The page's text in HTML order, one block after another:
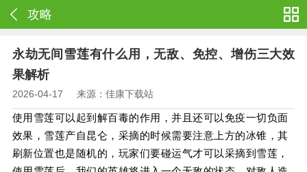
攻略
永劫无间雪莲有什么用，无敌、免控、增伤三大效
果解析
2026-04-17 来源：佳康下载站
使用雪莲可以起到解百毒的作用，并且还可以免疫一切负面
效果，雪莲产自昆仑，采摘的时候需要注意上方的冰锥，其
刷新位置也是随机的，玩家们要碰运气才可以采摘到雪莲，